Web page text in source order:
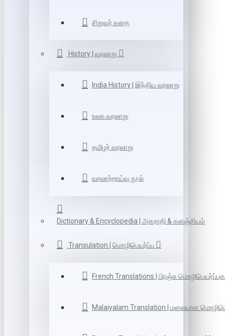
சிறுவர் கதை
History | வரலாறு
India History | இந்திய வரலாறு
உலக வரலாறு
தமிழர் வரலாறு
வரலாற்றாய்வு நூல்
Dictionary & Encyclopedia | அகராதி & களஞ்சியம்
Transulation | மொழிபெயர்ப்பு
French Translations | பிரஞ்சு
Malaiyalam Translation | மலையாள